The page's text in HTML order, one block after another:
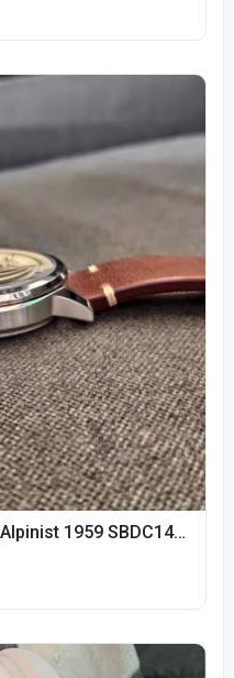
Seiko SPB241 Cream Ivory Alpinist 1959 SBDC145 Laurel